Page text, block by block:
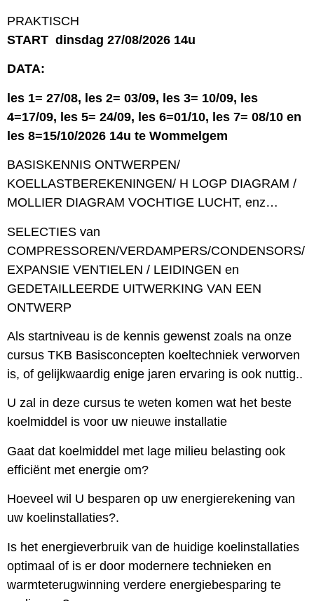
PRAKTISCH
START dinsdag 27/08/2026 14u
DATA:
les 1= 27/08, les 2= 03/09, les 3= 10/09, les
4=17/09, les 5= 24/09, les 6=01/10, les 7= 08/10 en
les 8=15/10/2026 14u te Wommelgem
BASISKENNIS ONTWERPEN/
KOELLASTBEREKENINGEN/ H LOGP DIAGRAM /
MOLLIER DIAGRAM VOCHTIGE LUCHT, enz…
SELECTIES van
COMPRESSOREN/VERDAMPERS/CONDENSORS/
EXPANSIE VENTIELEN / LEIDINGEN en
GEDETAILLEERDE UITWERKING VAN EEN
ONTWERP
Als startniveau is de kennis gewenst zoals na onze
cursus TKB Basisconcepten koeltechniek verworven
is, of gelijkwaardig enige jaren ervaring is ook nuttig..
U zal in deze cursus te weten komen wat het beste
koelmiddel is voor uw nieuwe installatie
Gaat dat koelmiddel met lage milieu belasting ook
efficiënt met energie om?
Hoeveel wil U besparen op uw energierekening van
uw koelinstallaties?.
Is het energieverbruik van de huidige koelinstallaties
optimaal of is er door modernere technieken en
warmteterugwinning verdere energiebesparing te